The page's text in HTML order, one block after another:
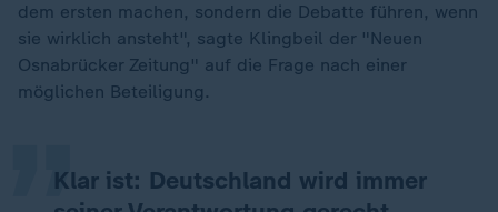
dem ersten machen, sondern die Debatte führen, wenn
sie wirklich ansteht", sagte Klingbeil der "Neuen
Osnabrücker Zeitung" auf die Frage nach einer
möglichen Beteiligung.
Klar ist: Deutschland wird immer
„